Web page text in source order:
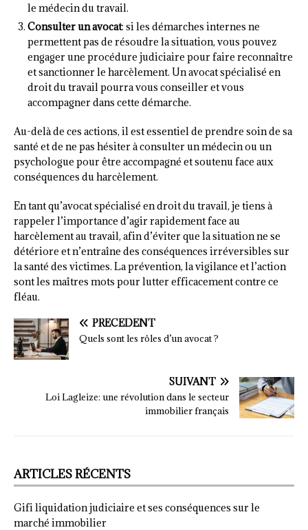
le médecin du travail.
Consulter un avocat: si les démarches internes ne
permettent pas de résoudre la situation, vous pouvez
engager une procédure judiciaire pour faire reconnaître
et sanctionner le harcèlement. Un avocat spécialisé en
droit du travail pourra vous conseiller et vous
accompagner dans cette démarche.
Au-delà de ces actions, il est essentiel de prendre soin de sa
santé et de ne pas hésiter à consulter un médecin ou un
psychologue pour être accompagné et soutenu face aux
conséquences du harcèlement.
En tant qu’avocat spécialisé en droit du travail, je tiens à
rappeler l’importance d’agir rapidement face au
harcèlement au travail, afin d’éviter que la situation ne se
détériore et n’entraîne des conséquences irréversibles sur
la santé des victimes. La prévention, la vigilance et l’action
sont les maîtres mots pour lutter efficacement contre ce
fléau.
PRÉCÉDENT
Quels sont les rôles d’un avocat ?
SUIVANT
Loi Lagleize: une révolution dans le secteur
immobilier français
ARTICLES RÉCENTS
Gifi liquidation judiciaire et ses conséquences sur le
marché immobilier